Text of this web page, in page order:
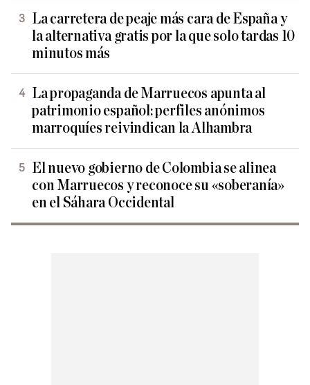
La carretera de peaje más cara de España y
la alternativa gratis por la que solo tardas 10
minutos más
La propaganda de Marruecos apunta al
patrimonio español: perfiles anónimos
marroquíes reivindican la Alhambra
El nuevo gobierno de Colombia se alinea
con Marruecos y reconoce su «soberanía»
en el Sáhara Occidental